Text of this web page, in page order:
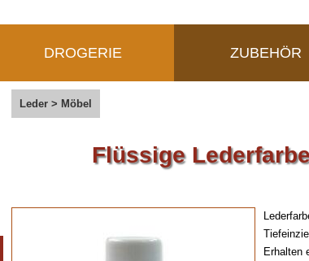
DROGERIE ZUBEHÖR
Leder > Möbel
Flüssige
Erhalten